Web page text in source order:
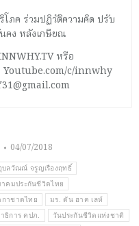
ภค ร่วมปฏิวัติความคิด ปรับ
คง หลังเกษียณ
หรือ
Youtube.com/c/innwhy
04/07/2018
ลวัณณ์ จรูญเรืองฤทธิ์
คมประกันชีวิตไทย
กาชาดไทย มร. ตัน ฮาค เลห์
ธิการ คปภ. วันประกันชีวิตแห่งชาติ